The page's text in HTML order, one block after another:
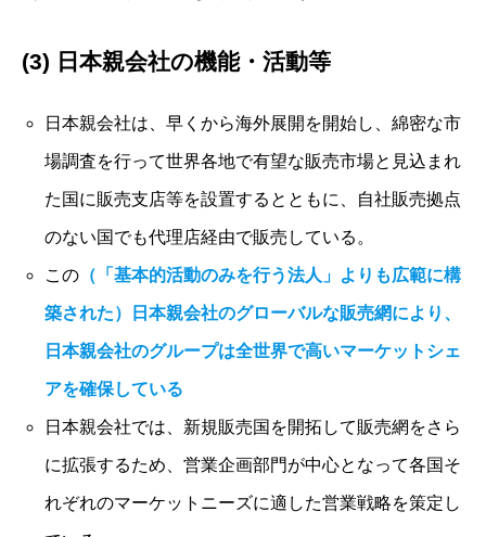
(3) 日本親会社の機能・活動等
日本親会社は、早くから海外展開を開始し、綿密な市
場調査を行って世界各地で有望な販売市場と見込まれ
た国に販売支店等を設置するとともに、自社販売拠点
のない国でも代理店経由で販売している。
この（「基本的活動のみを行う法人」よりも広範に構
築された）日本親会社のグローバルな販売網により、
日本親会社のグループは全世界で高いマーケットシェ
アを確保している
日本親会社では、新規販売国を開拓して販売網をさら
に拡張するため、営業企画部門が中心となって各国そ
れぞれのマーケットニーズに適した営業戦略を策定し